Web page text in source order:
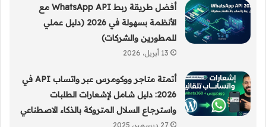
أفضل طريقة ربط WhatsApp API مع
الأنظمة بسهولة في 2026 (دليل عملي
للمطورين والشركات)
13 أبريل، 2026
أتمتة متاجر ووكومرس عبر واتساب API في
2026: دليل شامل لإشعارات الطلبات
واسترجاع السلال المتروكة بالذكاء الاصطناعي
27 ديسمبر، 2025